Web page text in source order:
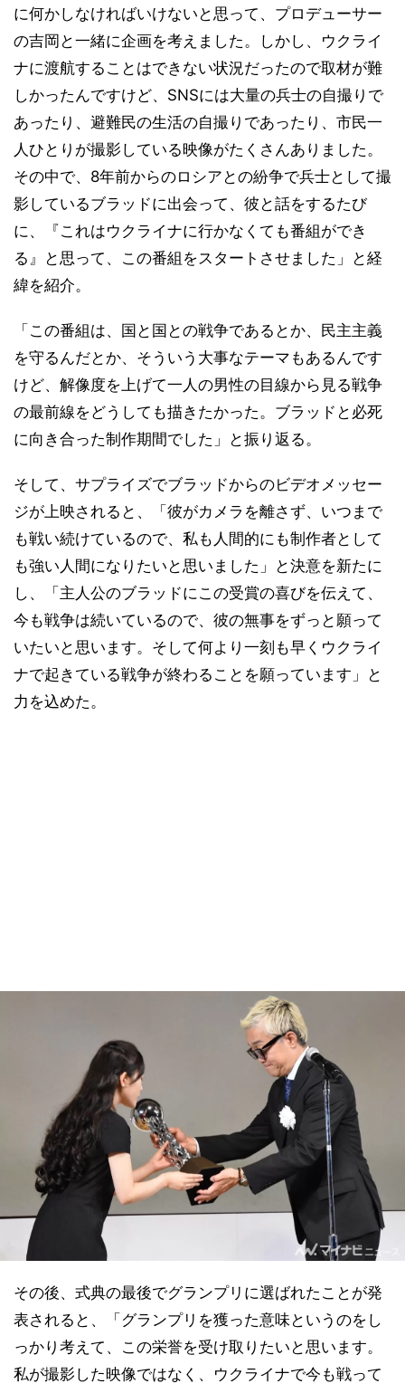
に何かしなければいけないと思って、プロデューサー
の吉岡と一緒に企画を考えました。しかし、ウクライ
ナに渡航することはできない状況だったので取材が難
しかったんですけど、SNSには大量の兵士の自撮りで
あったり、避難民の生活の自撮りであったり、市民一
人ひとりが撮影している映像がたくさんありました。
その中で、8年前からのロシアとの紛争で兵士として撮
影しているブラッドに出会って、彼と話をするたび
に、『これはウクライナに行かなくても番組ができ
る』と思って、この番組をスタートさせました」と経
緯を紹介。
「この番組は、国と国との戦争であるとか、民主主義
を守るんだとか、そういう大事なテーマもあるんです
けど、解像度を上げて一人の男性の目線から見る戦争
の最前線をどうしても描きたかった。ブラッドと必死
に向き合った制作期間でした」と振り返る。
そして、サプライズでブラッドからのビデオメッセー
ジが上映されると、「彼がカメラを離さず、いつまで
も戦い続けているので、私も人間的にも制作者として
も強い人間になりたいと思いました」と決意を新たに
し、「主人公のブラッドにこの受賞の喜びを伝えて、
今も戦争は続いているので、彼の無事をずっと願って
いたいと思います。そして何より一刻も早くウクライ
ナで起きている戦争が終わることを願っています」と
力を込めた。
その後、式典の最後でグランプリに選ばれたことが発
表されると、「グランプリを獲った意味というのをし
っかり考えて、この栄誉を受け取りたいと思います。
私が撮影した映像ではなく、ウクライナで今も戦って